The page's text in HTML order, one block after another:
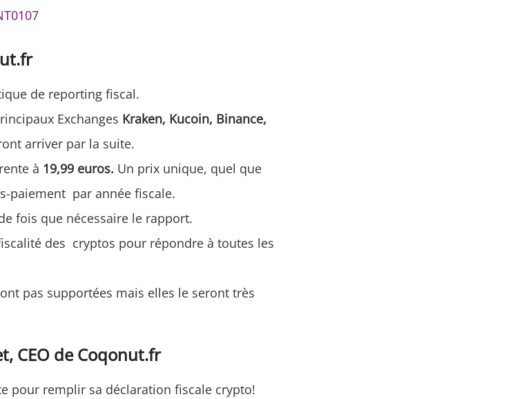
de reporting fiscal.
Exchanges Kraken, Kucoin, Binance,
arriver par la suite.
à 19,99 euros. Un prix unique, quel que
paiement par année fiscale.
fois que nécessaire le rapport.
des cryptos pour répondre à toutes les
pas supportées mais elles le seront très
CEO de Coqonut.fr
pour remplir sa déclaration fiscale crypto!